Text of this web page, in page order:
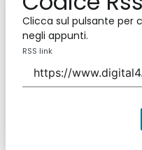
Clicca sul pulsante per
negli appunti.
RSS link